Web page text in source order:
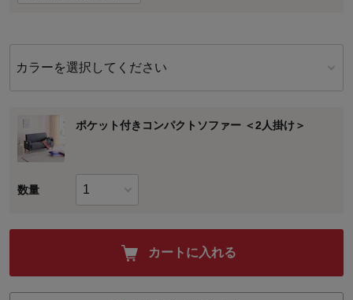
カラーを選択してください
ポケット付きコンパクトソファー ＜2人掛け＞
数量
カートに入れる